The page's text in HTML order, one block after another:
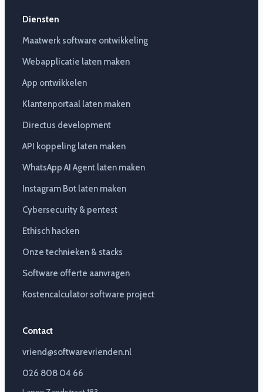
Diensten
Maatwerk software ontwikkeling
Webapplicatie laten maken
App ontwikkelen
Klantenportaal laten maken
Directus development
API koppeling laten maken
WhatsApp AI Agent laten maken
Instagram Bot laten maken
Cybersecurity & pentest
Ethisch hacken
Onze technieken & stacks
Software offerte aanvragen
Kostencalculator software project
Contact
vriend@softwarevrienden.nl
026 808 04 66